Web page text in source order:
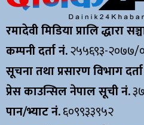
रमादेवी मिडिया प्रालि द्धारा
कम्पनी दर्ता नं.२५५६९३-२०७७/
सूचना तथा प्रसारण विभाग
प्रेस काउन्सिल नेपाल सूची नं.
पान/भ्याट नं.६०९९३३९५२